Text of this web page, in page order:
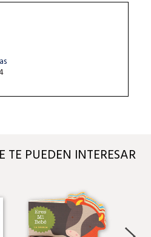
TE PUEDEN INTERESAR